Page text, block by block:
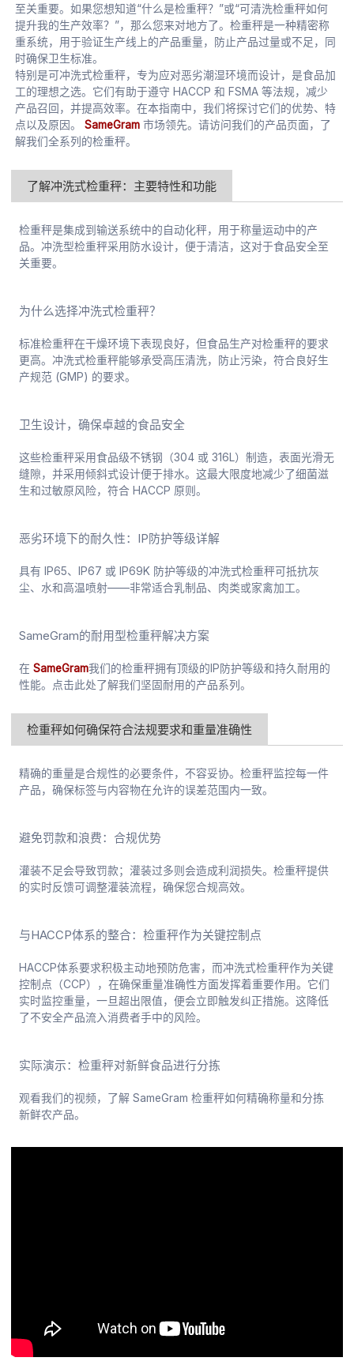
至关重要。如果您想知道“什么是检重秤？”或“可清洗检重秤如何
提升我的生产效率？”，那么您来对地方了。检重秤是一种精密称
重系统，用于验证生产线上的产品重量，防止产品过量或不足，同
时确保卫生标准。
特别是可冲洗式检重秤，专为应对恶劣潮湿环境而设计，是食品加
工的理想之选。它们有助于遵守 HACCP 和 FSMA 等法规，减少
产品召回，并提高效率。在本指南中，我们将探讨它们的优势、特
点以及原因。SameGram 市场领先。请访问我们的产品页面，了
解我们全系列的检重秤。
了解冲洗式检重秤：主要特性和功能
检重秤是集成到输送系统中的自动化秤，用于称量运动中的产
品。冲洗型检重秤采用防水设计，便于清洁，这对于食品安全至
关重要。
为什么选择冲洗式检重秤？
标准检重秤在干燥环境下表现良好，但食品生产对检重秤的要求
更高。冲洗式检重秤能够承受高压清洗，防止污染，符合良好生
产规范 (GMP) 的要求。
卫生设计，确保卓越的食品安全
这些检重秤采用食品级不锈钢（304 或 316L）制造，表面光滑无
缝隙，并采用倾斜式设计便于排水。这最大限度地减少了细菌滋
生和过敏原风险，符合 HACCP 原则。
恶劣环境下的耐久性：IP防护等级详解
具有 IP65、IP67 或 IP69K 防护等级的冲洗式检重秤可抵抗灰
尘、水和高温喷射——非常适合乳制品、肉类或家禽加工。
SameGram的耐用型检重秤解决方案
在SameGram我们的检重秤拥有顶级的IP防护等级和持久耐用的
性能。点击此处了解我们坚固耐用的产品系列。
检重秤如何确保符合法规要求和重量准确性
精确的重量是合规性的必要条件，不容妥协。检重秤监控每一件
产品，确保标签与内容物在允许的误差范围内一致。
避免罚款和浪费：合规优势
灌装不足会导致罚款；灌装过多则会造成利润损失。检重秤提供
的实时反馈可调整灌装流程，确保您合规高效。
与HACCP体系的整合：检重秤作为关键控制点
HACCP体系要求积极主动地预防危害，而冲洗式检重秤作为关键
控制点（CCP），在确保重量准确性方面发挥着重要作用。它们
实时监控重量，一旦超出限值，便会立即触发纠正措施。这降低
了不安全产品流入消费者手中的风险。
实际演示：检重秤对新鲜食品进行分拣
观看我们的视频，了解 SameGram 检重秤如何精确称量和分拣
新鲜农产品。